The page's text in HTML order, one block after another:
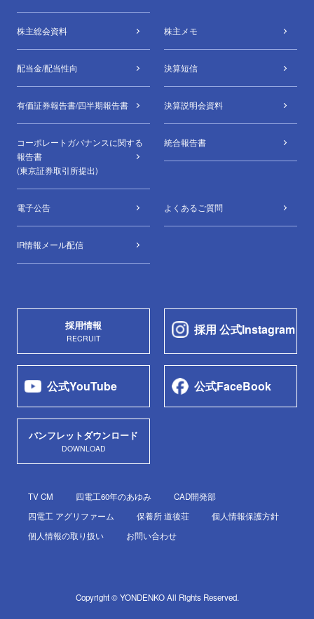
株主総会資料 株主メモ
配当金/配当性向 決算短信
有価証券報告書/四半期報告書 決算説明会資料
コーポレートガバナンスに関する
報告書
(東京証券取引所提出)
統合報告書
電子公告 よくあるご質問
IR情報メール配信
採用情報
RECRUIT
採用 公式Instagram
公式YouTube 公式FaceBook
パンフレットダウンロード
DOWNLOAD
TV CM 四電工60年のあゆみ
CAD開発部
四電工 アグリファーム
保養所 道後荘
個人情報保護方針
個人情報の取り扱い
お問い合わせ
Copyright © YONDENKO All Rights Reserved.